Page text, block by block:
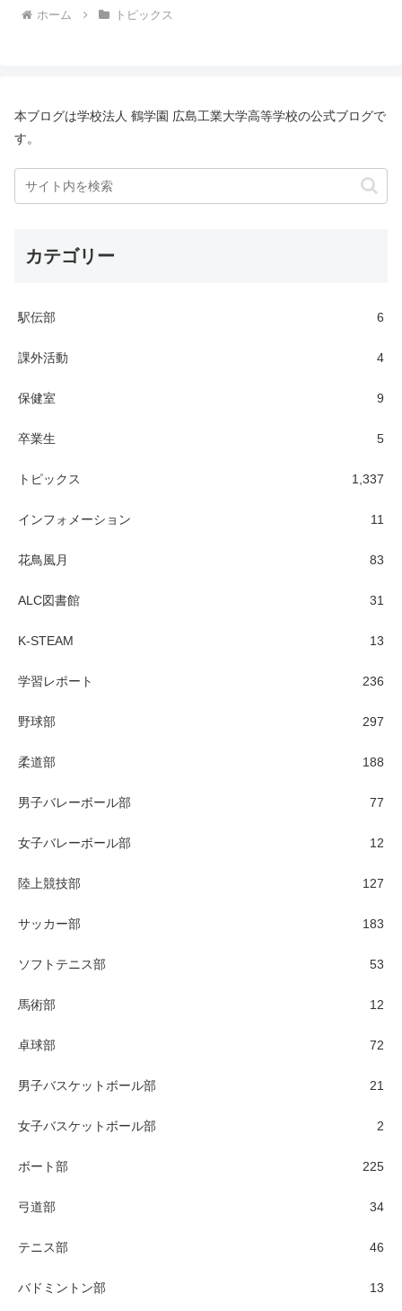
ホーム トピックス
本ブログは学校法人 鶴学園 広島工業大学高等学校の公式ブログで
す。
カテゴリー
駅伝部 6
課外活動 4
保健室 9
卒業生 5
トピックス 1,337
インフォメーション 11
花鳥風月 83
ALC図書館 31
K-STEAM 13
学習レポート 236
野球部 297
柔道部 188
男子バレーボール部 77
女子バレーボール部 12
陸上競技部 127
サッカー部 183
ソフトテニス部 53
馬術部 12
卓球部 72
男子バスケットボール部 21
女子バスケットボール部 2
ボート部 225
弓道部 34
テニス部 46
バドミントン部 13